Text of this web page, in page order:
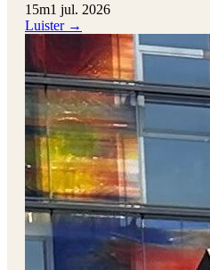
15m1 jul. 2026
Luister →